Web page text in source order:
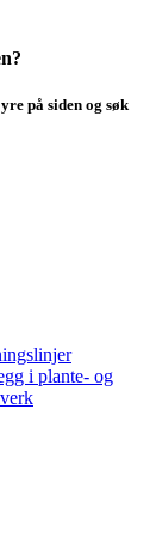
på siden og søk
i plante- og